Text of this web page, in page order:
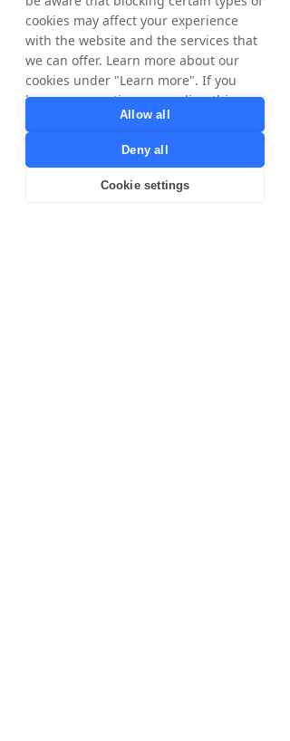
cookies may affect your experience
with the website and the services that
we can offer. Learn more about our
cookies under "Learn more". If you
have any questions regarding this,
privacy@tradedoubler.com
dpo@tradedoubler.com
read more about our data processing
Allow all
Deny all
Cookie settings